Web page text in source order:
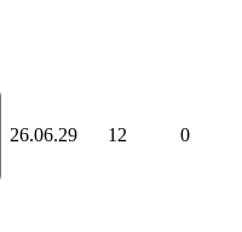
26.06.29 12 0